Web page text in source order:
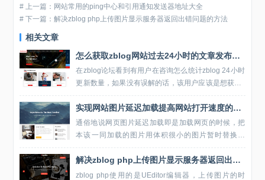
# 上一篇：网站常用的ping中心和引用通知发送器地址大全
# 下一篇：解决zblog php上传图片显示服务器返回出错问题的方法
相关文章
怎么获取zblog网站过去24小时的文章发布数量
在zblog论坛看到有用户在咨询怎么统计zblog 24小时
更新数量，如果没有误解的话，该用户应该是想获取z
blog网站在24小时内发布的文章数量。其实通过几句
基础的sql查询就可以实现，...
实现网站图片延迟加载提高网站打开速度的方法代码
通俗地说网页图片延迟加载即是加载网页的时候，把
本该一同加载的图片用体积很小的图片暂时替换加
载，达到减少加载体积的目的，当用户浏览到图片的
区域时再把原图片加载回来（大致是这个意思）！图
片延迟加载...
解决zblog php上传图片显示服务器返回出错问题的方法
zblog php使用的是UEditor编辑器，上传图片的时